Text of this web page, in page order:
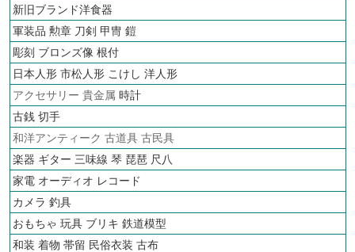
新旧ブランド洋食器
軍装品 勲章 刀剣 甲冑 鎧
彫刻 ブロンズ像 根付
日本人形 市松人形 こけし 洋人形
アクセサリー 貴金属 時計
古銭 切手
和洋アンティーク 古道具 古民具
楽器 ギター 三味線 琴 琵琶 尺八
家電 オーディオ レコード
カメラ 釣具
おもちゃ 玩具 ブリキ 鉄道模型
和装 着物 帯留 民俗衣装 古布